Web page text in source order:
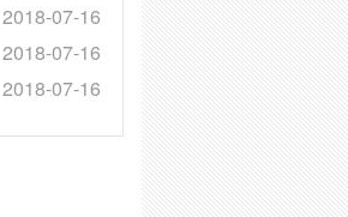
2018-07-16
2018-07-16
2018-07-16